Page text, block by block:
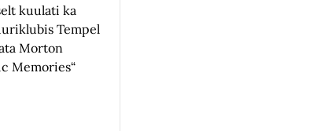
kuulati ka
Tempel
Morton
Memories“